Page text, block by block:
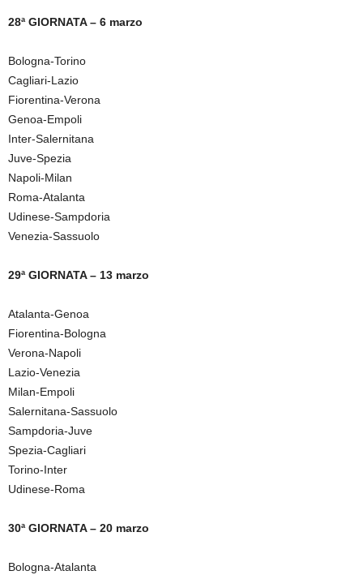
28ª GIORNATA – 6 marzo
Bologna-Torino
Cagliari-Lazio
Fiorentina-Verona
Genoa-Empoli
Inter-Salernitana
Juve-Spezia
Napoli-Milan
Roma-Atalanta
Udinese-Sampdoria
Venezia-Sassuolo
29ª GIORNATA – 13 marzo
Atalanta-Genoa
Fiorentina-Bologna
Verona-Napoli
Lazio-Venezia
Milan-Empoli
Salernitana-Sassuolo
Sampdoria-Juve
Spezia-Cagliari
Torino-Inter
Udinese-Roma
30ª GIORNATA – 20 marzo
Bologna-Atalanta